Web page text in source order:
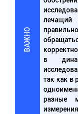
ВАЖНО
лечащий
в
так как в
разные